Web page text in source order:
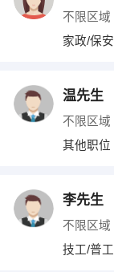
其他职位
不限区域
家政/保安
温先生
不限区域
其他职位
李先生
不限区域
技工/普工